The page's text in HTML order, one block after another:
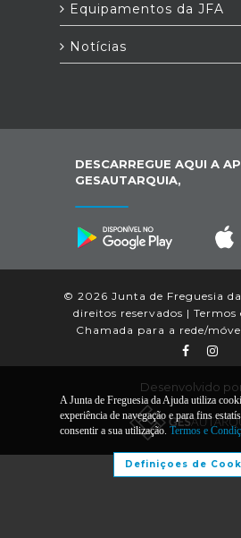
Equipamentos da JFA
Notícias
DESCARREGUE AQUI A
GESAUTARQUIA,
© 2026 Junta de Freguesia
direitos reservados | Termos
Chamada para a rede/
Desenvolvido
A Junta de Freguesia da Ajuda utiliza
experiência de navegação e para fins
consentir a sua utilização. Termos e
Definiçoes de